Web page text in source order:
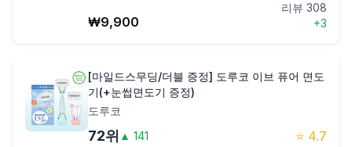
₩9,900
리뷰 308
+3
[마일드스무딩/더블 증정] 도루코 이브 퓨어 면도
기(+눈썹면도기 증정)
도루코
72위 ▲ 141 ⭐ 4.7